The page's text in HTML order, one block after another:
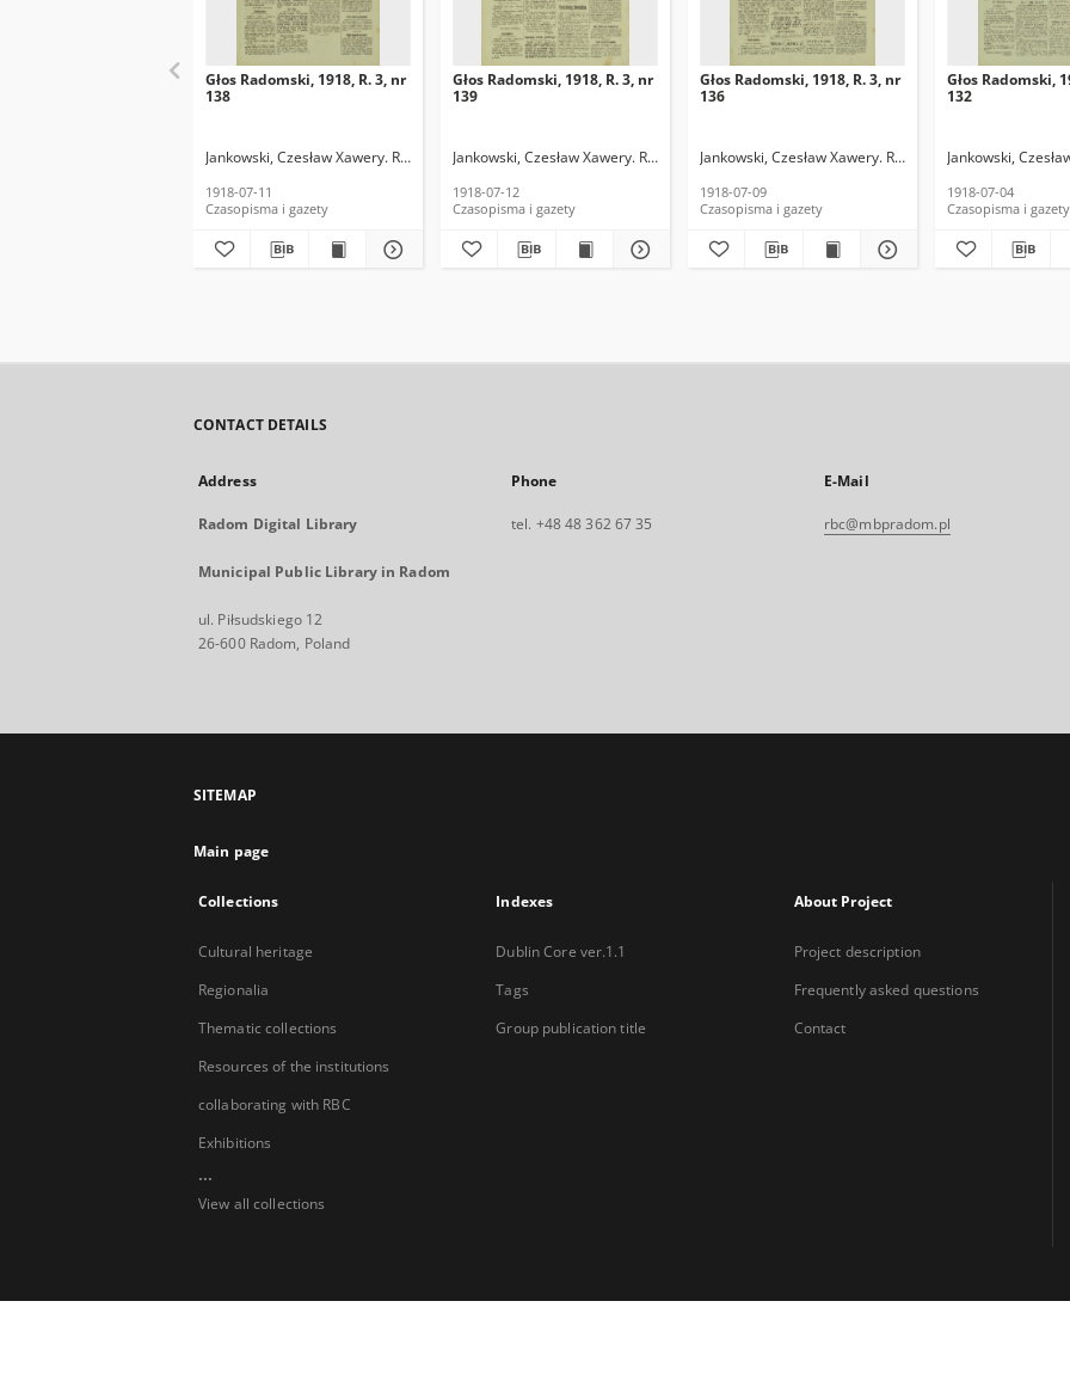
Głos Radomski, 1918, R. 3, nr
138
Jankowski, Czesław Xawery. Red.
1918-07-11
Czasopisma i gazety
Głos Radomski, 1918, R. 3, nr
139
Jankowski, Czesław Xawery. Red.
1918-07-12
Czasopisma i gazety
Głos Radomski, 1918, R. 3, nr
136
Jankowski, Czesław Xawery. Red.
1918-07-09
Czasopisma i gazety
Głos Radomski,
132
Jankowski,
1918-07-04
Czasopisma i gazety
CONTACT DETAILS
Address
Radom Digital Library
Municipal Public Library in Radom
ul. Piłsudskiego 12
26-600 Radom, Poland
Phone
tel. +48 48 362 67 35
E-Mail
rbc@mbpradom.pl
SITEMAP
Main page
Collections
Cultural heritage
Regionalia
Thematic collections
Resources of the institutions
collaborating with RBC
Exhibitions
...
View all collections
Indexes
Dublin Core ver.1.1
Tags
Group publication title
About Project
Project description
Frequently asked questions
Contact